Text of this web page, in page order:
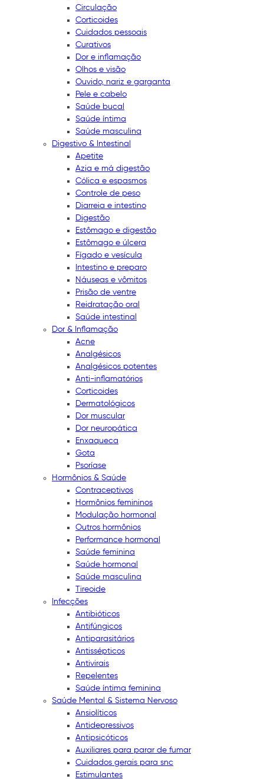
Circulação
Corticoides
Cuidados pessoais
Curativos
Dor e inflamação
Olhos e visão
Ouvido, nariz e garganta
Pele e cabelo
Saúde bucal
Saúde íntima
Saúde masculina
Digestivo & Intestinal
Apetite
Azia e má digestão
Cólica e espasmos
Controle de peso
Diarreia e intestino
Digestão
Estômago e digestão
Estômago e úlcera
Fígado e vesícula
Intestino e preparo
Náuseas e vômitos
Prisão de ventre
Reidratação oral
Saúde intestinal
Dor & Inflamação
Acne
Analgésicos
Analgésicos potentes
Anti-inflamatórios
Corticoides
Dermatológicos
Dor muscular
Dor neuropática
Enxaqueca
Gota
Psoríase
Hormônios & Saúde
Contraceptivos
Hormônios femininos
Modulação hormonal
Outros hormônios
Performance hormonal
Saúde feminina
Saúde hormonal
Saúde masculina
Tireoide
Infecções
Antibióticos
Antifúngicos
Antiparasitários
Antissépticos
Antivirais
Repelentes
Saúde íntima feminina
Saúde Mental & Sistema Nervoso
Ansiolíticos
Antidepressivos
Antipsicóticos
Auxiliares para parar de fumar
Cuidados gerais para snc
Estimulantes